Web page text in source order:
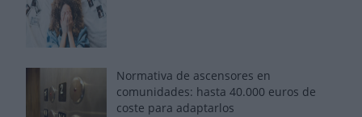
Normativa de ascensores en
comunidades: hasta 40.000 euros de
coste para adaptarlos